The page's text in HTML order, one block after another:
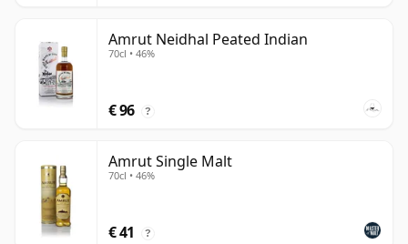
Amrut Neidhal Peated Indian
70cl • 46%
€ 96 ?
Amrut Single Malt
70cl • 46%
€ 41 ?